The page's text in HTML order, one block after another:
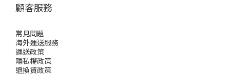
顧客服務
常見問題
海外運送服務
運送政策
隱私權政策
退換貨政策